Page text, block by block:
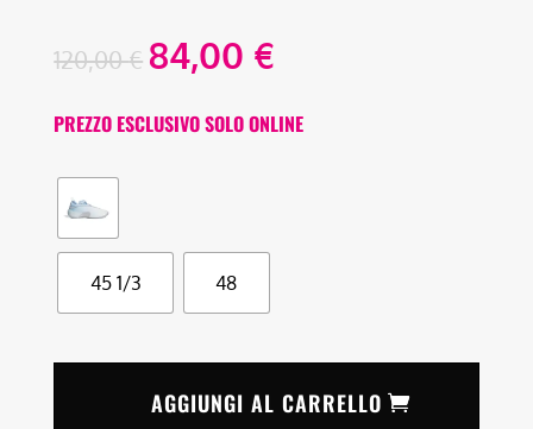
120,00€ 84,00 €
PREZZO ESCLUSIVO SOLO ONLINE
45 1/3 48
AGGIUNGI AL CARRELLO